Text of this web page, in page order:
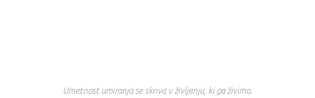
Umetnost umiranja se skriva v življenju, ki ga živimo.